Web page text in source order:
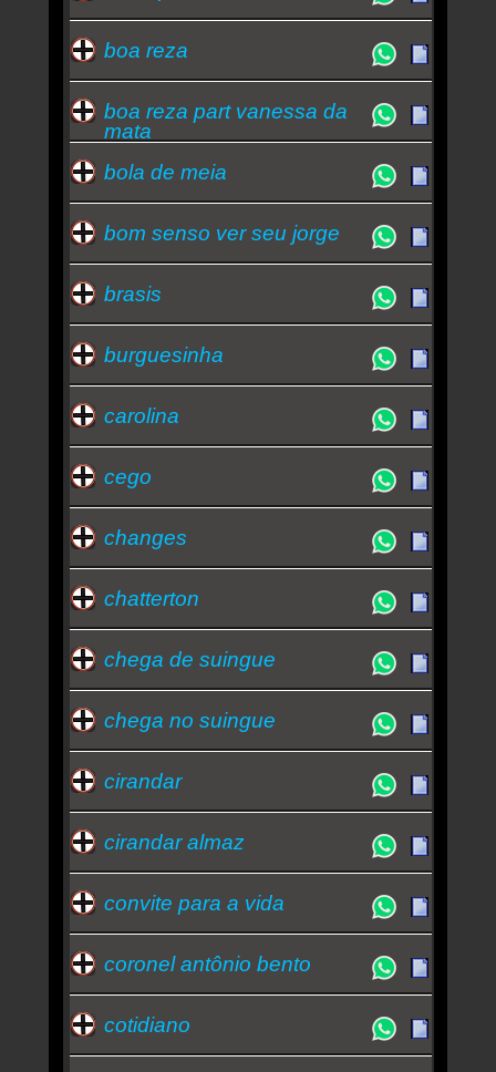
boa reza
boa reza part vanessa da
mata
bola de meia
bom senso ver seu jorge
brasis
burguesinha
carolina
cego
changes
chatterton
chega de suingue
chega no suingue
cirandar
cirandar almaz
convite para a vida
coronel antônio bento
cotidiano